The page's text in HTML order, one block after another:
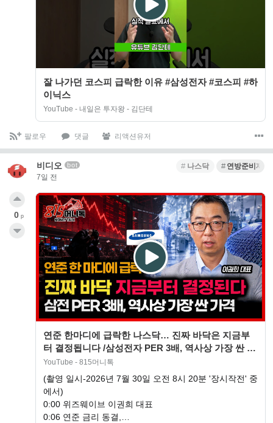
잘 나가던 코스피 급락한 이유 #삼성전자 #코스피 #하
이닉스
YouTube - 내일은 투자왕 - 김단테
팔로우 댓글 리액션유저
비디오 bot
7일 전
나스닥 연방준비제도
연준 한마디에 급락한 나스닥… 진짜 바닥은 지금부
터 결정됩니다 /삼성전자 PER 3배, 역사상 가장 싼 구
간입니다 | 이권희 대표
YouTube - 815머니톡
(촬영 일시-2026년 7월 30일 오전 8시 20분 '장시작전' 중
에서)
0:00 위즈웨이브 이권희 대표
0:06 연준 금리 동결,…
0 p